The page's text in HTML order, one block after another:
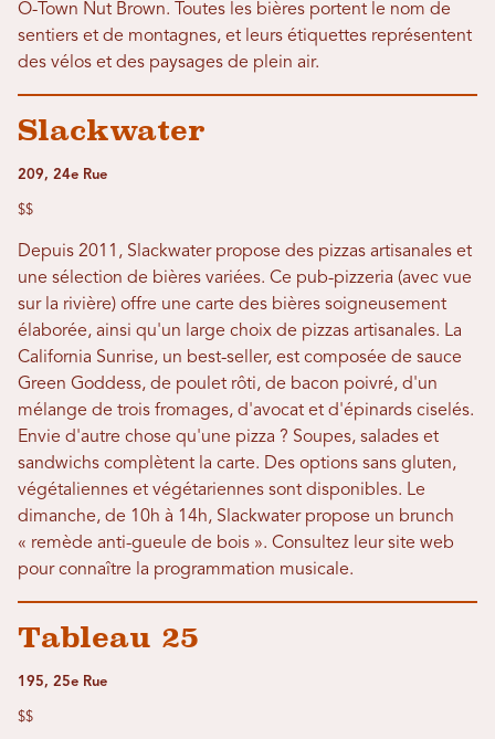
O-Town Nut Brown. Toutes les bières portent le nom de
sentiers et de montagnes, et leurs étiquettes représentent
des vélos et des paysages de plein air.
Slackwater
209, 24e Rue
$$
Depuis 2011, Slackwater propose des pizzas artisanales et
une sélection de bières variées. Ce pub-pizzeria (avec vue
sur la rivière) offre une carte des bières soigneusement
élaborée, ainsi qu'un large choix de pizzas artisanales. La
California Sunrise, un best-seller, est composée de sauce
Green Goddess, de poulet rôti, de bacon poivré, d'un
mélange de trois fromages, d'avocat et d'épinards ciselés.
Envie d'autre chose qu'une pizza ? Soupes, salades et
sandwichs complètent la carte. Des options sans gluten,
végétaliennes et végétariennes sont disponibles. Le
dimanche, de 10h à 14h, Slackwater propose un brunch
« remède anti-gueule de bois ». Consultez leur site web
pour connaître la programmation musicale.
Tableau 25
195, 25e Rue
$$